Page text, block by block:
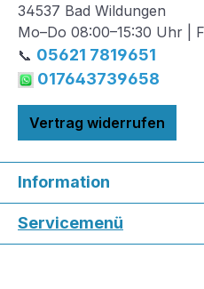
34537 Bad Wildungen
Mo–Do 08:00–15:30 Uhr |
📞 05621 7819651
017643739658
Vertrag widerrufen
Information
Servicemenü